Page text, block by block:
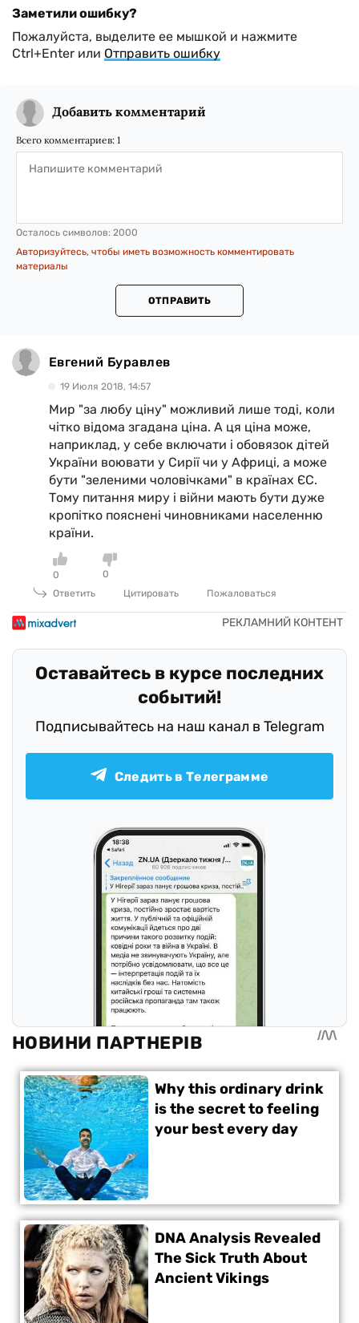
Заметили ошибку?
Пожалуйста, выделите ее мышкой и нажмите
Ctrl+Enter или Отправить ошибку
Добавить комментарий
Всего комментариев: 1
Осталось символов: 2000
Авторизуйтесь, чтобы иметь возможность комментировать
материалы
ОТПРАВИТЬ
Евгений Буравлев
19 Июля 2018, 14:57
Мир "за любу ціну" можливий лише тоді, коли
чітко відома згадана ціна. А ця ціна може,
наприклад, у себе включати і обовязок дітей
України воювати у Сирії чи у Африці, а може
бути "зеленими чоловічками" в країнах ЄС.
Тому питання миру і війни мають бути дуже
кропітко пояснені чиновниками населенню
країни.
0
0
Ответить
Цитировать Пожаловаться
Оставайтесь в курсе последних
событий!
Подписывайтесь на наш канал в Telegram
Следить в Телеграмме